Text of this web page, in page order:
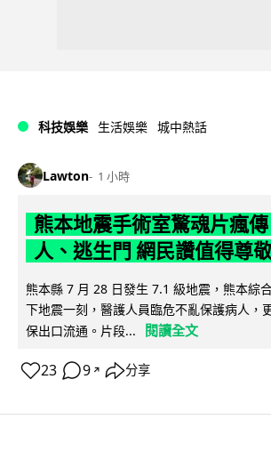
科技娛樂 生活娛樂 城中熱話
Lawton 1 小時
熊本地震手術室驚魂片瘋
人、逃生門 網民讚值得尊
熊本縣 7 月 28 日發生 7.1 級地震，熊本綜
下地震一刻，醫護人員臨危不亂保護病人，
保出口流通。片段...
閱讀全文
23 9 ↗ 分享